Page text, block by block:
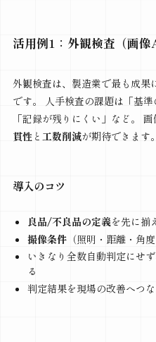
活用例1：外観検査（画像
外観検査は、製造業で最も成
です。 人手検査の課題は「基
「記録が残りにくい」など。
貫性 と 工数削減が期待できます。
導入のコツ
良品/不良品の定義を先に揃
撮像条件（照明・距離・角
いきなり全数自動判定にせず
る
判定結果を現場の改善へつな